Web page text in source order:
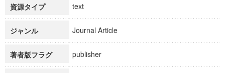
資源タイプ text
ジャンル Journal Article
著者版フラグ publisher